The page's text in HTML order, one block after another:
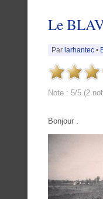
Le
Par larhantec •
Note : 5/5 (2
Bonjour .